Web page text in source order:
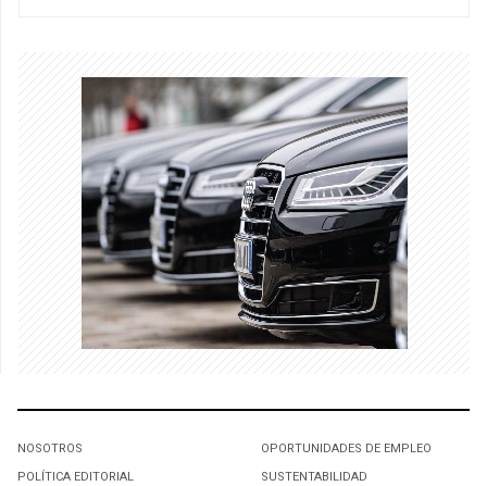
NOSOTROS
POLÍTICA EDITORIAL
OPORTUNIDADES DE EMPLEO
SUSTENTABILIDAD